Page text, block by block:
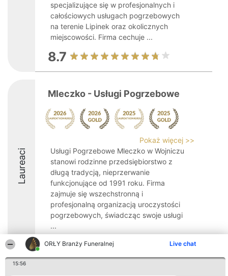
ORŁY Branży Funeralnej Live chat
15:56
specjalizujące się w profesjonalnych i
całościowych usługach pogrzebowych
na terenie Lipinek oraz okolicznych
miejscowości. Firma cechuje ...
8.7
Laureaci
Mleczko - Usługi Pogrzebowe
Pokaż więcej >>
Usługi Pogrzebowe Mleczko w Wojniczu
stanowi rodzinne przedsiębiorstwo z
długą tradycją, nieprzerwanie
funkcjonujące od 1991 roku. Firma
zajmuje się wszechstronną i
profesjonalną organizacją uroczystości
pogrzebowych, świadcząc swoje usługi
...
10